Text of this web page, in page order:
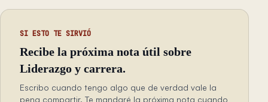
SI ESTO TE SIRVIÓ
Recibe la próxima nota útil sobre
Liderazgo y carrera.
Escribo cuando tengo algo que de verdad vale la
pena compartir. Te mandaré la próxima nota cuando